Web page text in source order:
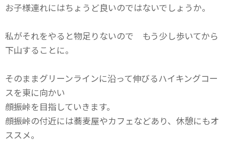
お子様連れにはちょうど良いのではないでしょうか。
私がそれをやると物足りないので もう少し歩いてから
下山することに。
そのままグリーンラインに沿って伸びるハイキングコー
スを東に向かい
顔振峠を目指していきます。
顔振峠の付近には蕎麦屋やカフェなどあり、休憩にもオ
ススメ。